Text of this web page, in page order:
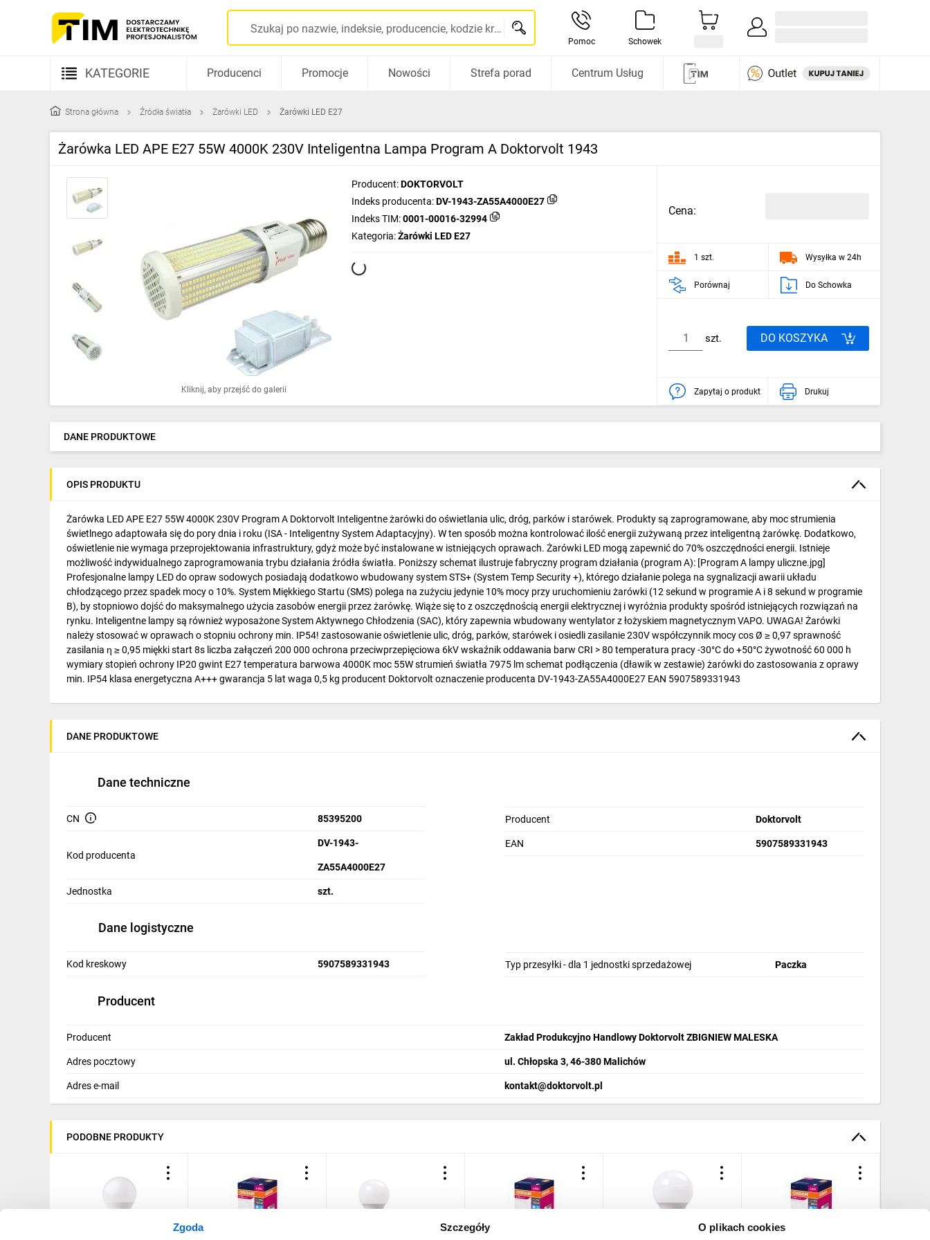
Zgoda Szczegóły O plikach cookies
Szukaj po nazwie, indeksie, producencie, kodzie kreskowym...
Pomoc Schowek
KATEGORIE
Kable i przewody
Elementy prowadzenia kabli
Fotowoltaika
Gniazda i łączniki
Oprawy oświetleniowe
Pompy ciepła
Ogrzewanie
Elektronarzędzia i mierniki
Napędy elektryczne
Pneumatyka
Dom i ogród
Klimatyzacja
IT, GSM
Odzież ochronna i BHP
Inne
Elektronika
Wentylacja i rekuperacja
Producenci Promocje Nowości Strefa porad Centrum Usług
Strona główna Źródła światła Żarówki LED Żarówki LED E27
Żarówka LED APE E27 55W 4000K 230V Inteligentna Lampa Program A Doktorvolt 1943
Kliknij, aby przejść do galerii
Producent:DOKTORVOLT
Indeks producenta:DV-1943-ZA55A4000E27
Indeks TIM:0001-00016-32994
Kategoria:Żarówki LED E27
Cena:
1 szt. Wysyłka w 24h
Porównaj Do Schowka
szt. DO KOSZYKA
Zapytaj o produkt Drukuj
DANE PRODUKTOWE
OPIS PRODUKTU
Żarówka LED APE E27 55W 4000K 230V Program A Doktorvolt Inteligentne żarówki do oświetlania ulic, dróg, parków i starówek. Produkty są zaprogramowane, aby moc strumienia
świetlnego adaptowała się do pory dnia i roku (ISA - Inteligentny System Adaptacyjny). W ten sposób można kontrolować ilość energii zużywaną przez inteligentną żarówkę. Dodatkowo,
oświetlenie nie wymaga przeprojektowania infrastruktury, gdyż może być instalowane w istniejących oprawach. Żarówki LED mogą zapewnić do 70% oszczędności energii. Istnieje
możliwość indywidualnego zaprogramowania trybu działania źródła światła. Poniższy schemat ilustruje fabryczny program działania (program A): [Program A lampy uliczne.jpg]
Profesjonalne lampy LED do opraw sodowych posiadają dodatkowo wbudowany system STS+ (System Temp Security +), którego działanie polega na sygnalizacji awarii układu
chłodzącego przez spadek mocy o 10%. System Miękkiego Startu (SMS) polega na zużyciu jedynie 10% mocy przy uruchomieniu żarówki (12 sekund w programie A i 8 sekund w programie
B), by stopniowo dojść do maksymalnego użycia zasobów energii przez żarówkę. Wiąże się to z oszczędnością energii elektrycznej i wyróżnia produkty spośród istniejących rozwiązań na
rynku. Inteligentne lampy są również wyposażone System Aktywnego Chłodzenia (SAC), który zapewnia wbudowany wentylator z łożyskiem magnetycznym VAPO. UWAGA! Żarówki
należy stosować w oprawach o stopniu ochrony min. IP54! zastosowanie oświetlenie ulic, dróg, parków, starówek i osiedli zasilanie 230V współczynnik mocy cos Ø ≥ 0,97 sprawność
zasilania η ≥ 0,95 miękki start 8s liczba załączeń 200 000 ochrona przeciwprzepięciowa 6kV wskaźnik oddawania barw CRI > 80 temperatura pracy -30°C do +50°C żywotność 60 000 h
wymiary stopień ochrony IP20 gwint E27 temperatura barwowa 4000K moc 55W strumień światła 7975 lm schemat podłączenia (dławik w zestawie) żarówki do zastosowania z oprawy
min. IP54 klasa energetyczna A+++ gwarancja 5 lat waga 0,5 kg producent Doktorvolt oznaczenie producenta DV-1943-ZA55A4000E27 EAN 5907589331943
DANE PRODUKTOWE
Dane techniczne
CN 85395200
Kod producenta
DV-1943-
ZA55A4000E27
Jednostka szt.
Producent Doktorvolt
EAN 5907589331943
Dane logistyczne
Kod kreskowy 5907589331943 Typ przesyłki - dla 1 jednostki sprzedażowej Paczka
Producent
Producent Zakład Produkcyjno Handlowy Doktorvolt ZBIGNIEW MALESKA
Adres pocztowy ul. Chłopska 3, 46-380 Malichów
Adres e-mail kontakt@doktorvolt.pl
PODOBNE PRODUKTY